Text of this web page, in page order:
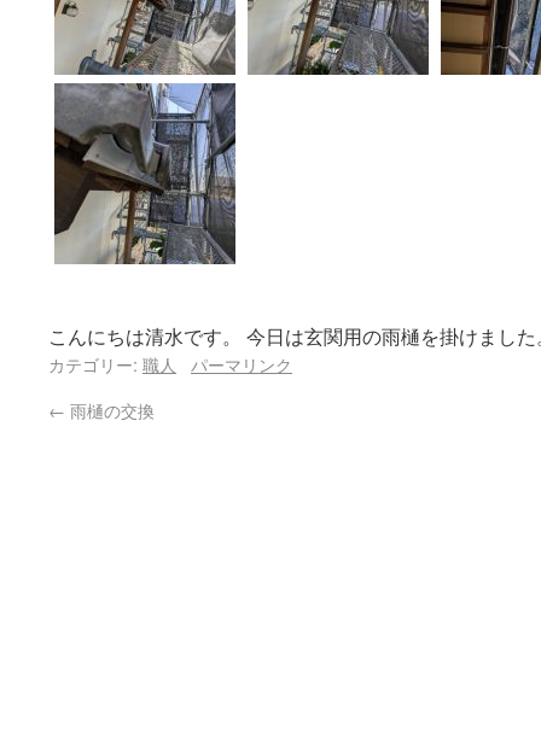
こんにちは清水です。 今日は玄関用の雨樋を掛けました
カテゴリー: 職人
パーマリンク
← 雨樋の交換